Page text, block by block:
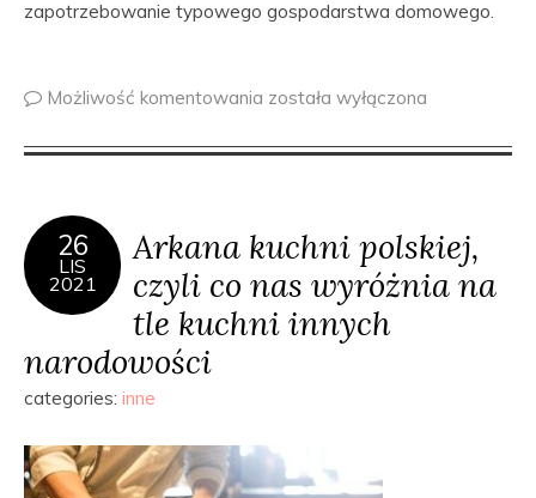
zapotrzebowanie typowego gospodarstwa domowego.
Możliwość komentowania została wyłączona
26
LIS
2021
Arkana kuchni polskiej,
czyli co nas wyróżnia na
tle kuchni innych
narodowości
categories: inne